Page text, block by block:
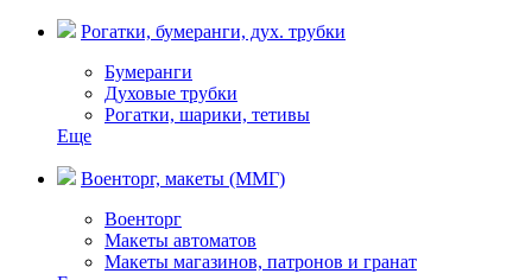
Рогатки, бумеранги, дух. трубки
Бумеранги
Духовые трубки
Рогатки, шарики, тетивы
Еще
Военторг, макеты (ММГ)
Военторг
Макеты автоматов
Макеты магазинов, патронов и гранат